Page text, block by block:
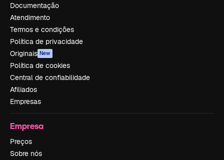
Documentação
Atendimento
Termos e condições
Política de privacidade
Originais New
Política de cookies
Central de confiabilidade
Afiliados
Empresas
Empresa
Preços
Sobre nós